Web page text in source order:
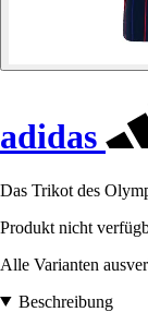
adidas
Das Trikot des
Produkt nicht
Alle Varianten
Beschreibung